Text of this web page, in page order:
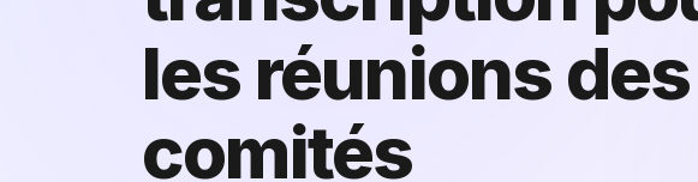
les réunions des
comités